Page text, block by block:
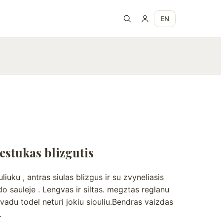
EN
blizgutis
, antras siulas blizgus ir su zvyneliasis
sauleje . Lengvas ir siltas. megztas reglanu
todel neturi jokiu siouliu.Bendras vaizdas